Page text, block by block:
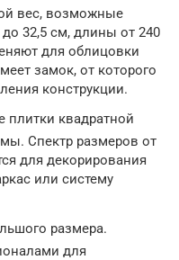
вес, возможные
32,5 см, длины от 240
для облицовки
замок, от которого
конструкции.
квадратной
Спектр размеров от
для декорирования
или систему
размера.
для